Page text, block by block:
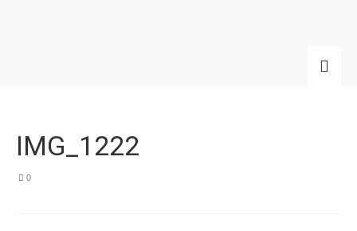
IMG_1222
0